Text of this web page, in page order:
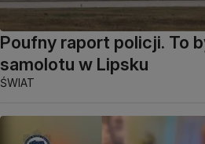
Poufny raport policji. To
samolotu w Lipsku
ŚWIAT